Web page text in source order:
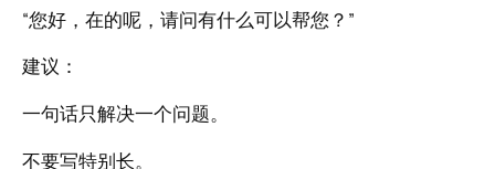
“您好，在的呢，请问有什么可以帮您？”
建议：
一句话只解决一个问题。
不要写特别长。